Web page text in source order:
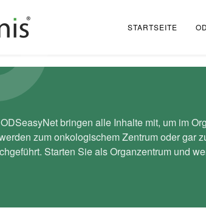
STARTSEITE
bringen alle Inhalte mit, um im
zum onkologischem Zentrum oder gar
Starten Sie als Organzentrum und